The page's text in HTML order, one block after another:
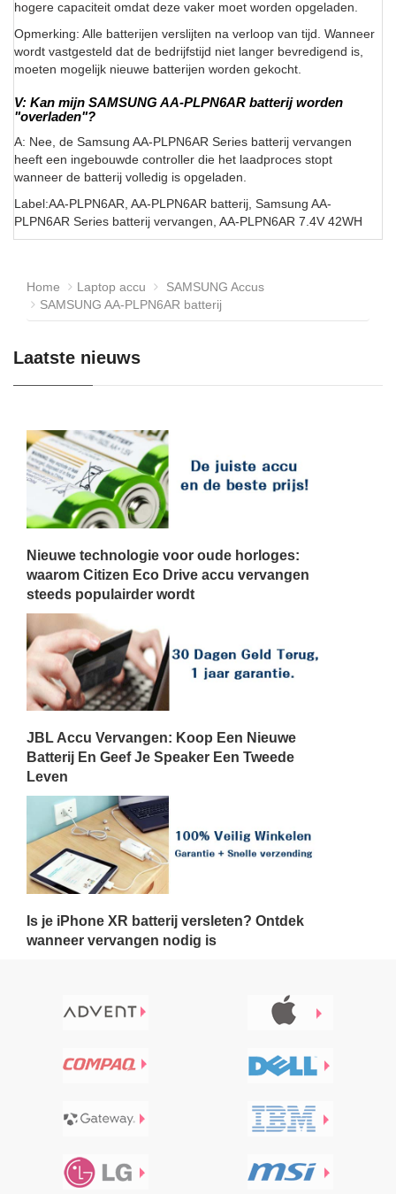
hogere capaciteit omdat deze vaker moet worden opgeladen.
Opmerking: Alle batterijen verslijten na verloop van tijd. Wanneer
wordt vastgesteld dat de bedrijfstijd niet langer bevredigend is,
moeten mogelijk nieuwe batterijen worden gekocht.
V: Kan mijn SAMSUNG AA-PLPN6AR batterij worden
"overladen"?
A: Nee, de Samsung AA-PLPN6AR Series batterij vervangen
heeft een ingebouwde controller die het laadproces stopt
wanneer de batterij volledig is opgeladen.
Label:AA-PLPN6AR, AA-PLPN6AR batterij, Samsung AA-
PLPN6AR Series batterij vervangen, AA-PLPN6AR 7.4V 42WH
Home Laptop accu
SAMSUNG Accus
SAMSUNG AA-PLPN6AR batterij
Laatste nieuws
Nieuwe technologie voor oude horloges:
waarom Citizen Eco Drive accu vervangen
steeds populairder wordt
JBL Accu Vervangen: Koop Een Nieuwe
Batterij En Geef Je Speaker Een Tweede
Leven
Is je iPhone XR batterij versleten? Ontdek
wanneer vervangen nodig is